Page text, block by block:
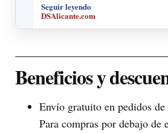
Seguir leyendo
DSAlicante.com
Beneficios y
Envío gratuito en pedidos de
Para compras por debajo de